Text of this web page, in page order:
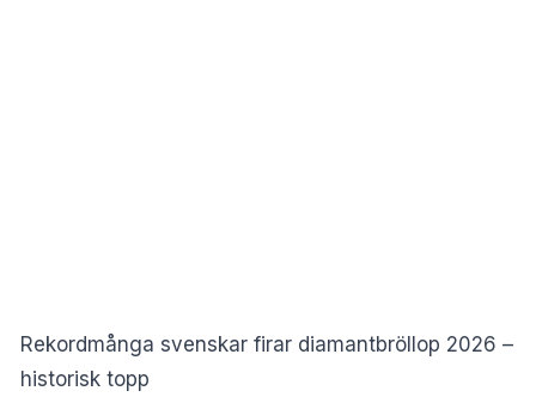
Rekordmånga svenskar firar diamantbröllop 2026 –
historisk topp